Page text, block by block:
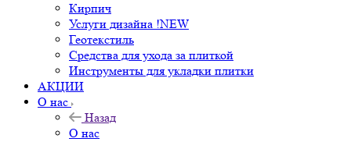
Кирпич
Услуги дизайна !NEW
Геотекстиль
Средства для ухода за плиткой
Инструменты для укладки плитки
АКЦИИ
О нас
Назад
О нас